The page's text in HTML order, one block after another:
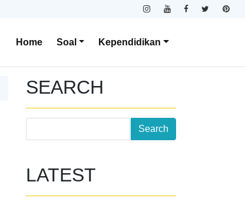
Home Soal Kependidikan
SEARCH
LATEST